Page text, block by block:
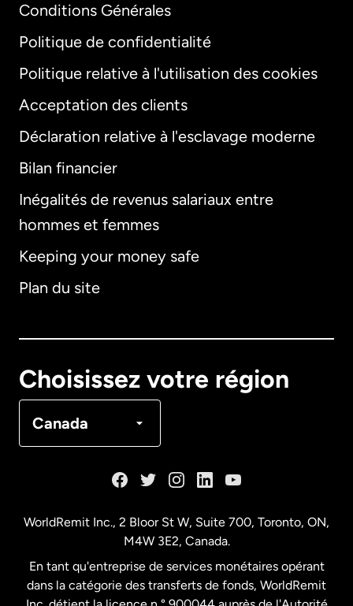
Conditions Générales
Politique de confidentialité
Politique relative à l'utilisation des cookies
Acceptation des clients
Déclaration relative à l'esclavage moderne
Bilan financier
Inégalités de revenus salariaux entre
hommes et femmes
Keeping your money safe
Plan du site
Choisissez votre région
Canada
International
Allemagne
Français
WorldRemit Inc., 2 Bloor St W, Suite 700, Toronto, ON,
M4W 3E2, Canada.
En tant qu'entreprise de services monétaires opérant
dans la catégorie des transferts de fonds, WorldRemit